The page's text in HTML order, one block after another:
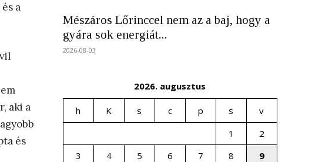
a
aki a
és
Mészáros Lőrinccel nem az a baj, hogy a
gyára sok energiát...
2026-08-03
2026. augusztus
h K s c p s
v
1
2
3
4 5 6 7 8
9